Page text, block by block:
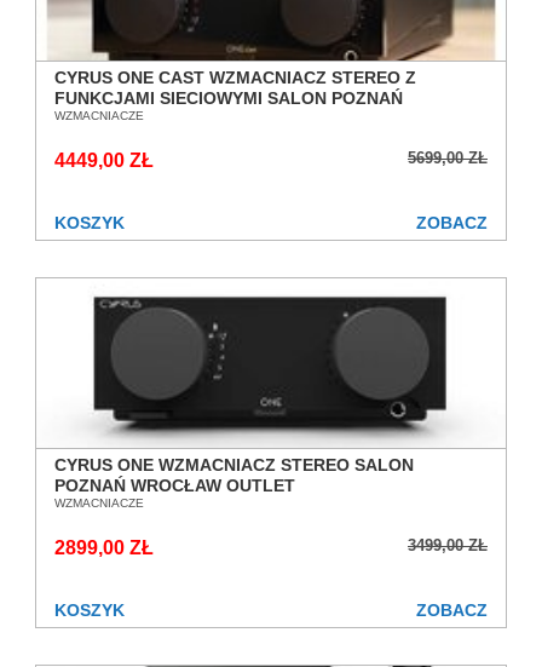
CYRUS ONE CAST WZMACNIACZ STEREO Z
FUNKCJAMI SIECIOWYMI SALON POZNAŃ
WROCŁAW
WZMACNIACZE
5699,00 ZŁ
4449,00 ZŁ
KOSZYK ZOBACZ
CYRUS ONE WZMACNIACZ STEREO SALON
POZNAŃ WROCŁAW OUTLET
WZMACNIACZE
3499,00 ZŁ
2899,00 ZŁ
KOSZYK ZOBACZ